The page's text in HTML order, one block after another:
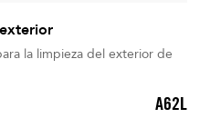
la limpieza del exterior de
A62L